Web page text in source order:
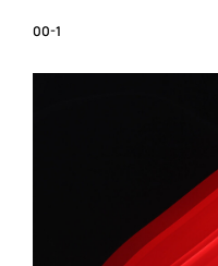
00-1